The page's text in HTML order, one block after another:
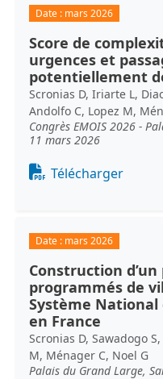
Date : mars 2026
Score de
urgences et
potentiellement
Scronias D, Iriarte L,
Andolfo C, Lopez M,
Congrès EMOIS 2026 -
11 mars 2026
Document
Télécharger
Date : mars 2026
Construction
programmés de
Système National
en France
Scronias D, Sawadogo
M, Ménager C, Noel G
Palais du Grand Large,